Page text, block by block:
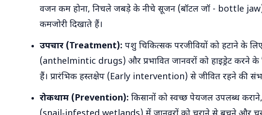
वजन कम होना, निचले जबड़े के नीचे सूजन (बॉटल जॉ - bottle
कमजोरी दिखाते हैं।
उपचार (Treatment): पशु चिकित्सक परजीवियों को हटाने के
(anthelmintic drugs) और प्रभावित जानवरों को हाइड्रेट करने
हैं। प्रारंभिक हस्तक्षेप (Early intervention) से जीवित रहने की
रोकथाम (Prevention): किसानों को स्वच्छ पेयजल उपलब्ध कराने,